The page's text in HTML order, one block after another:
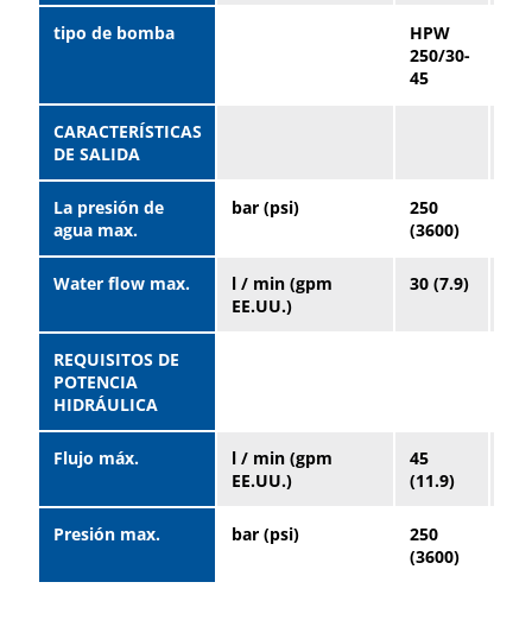
tipo de bomba
HPW
250/30-
45
CARACTERÍSTICAS
DE SALIDA
La presión de
agua max.
bar (psi)
250
(3600)
Water flow max.
l / min (gpm
EE.UU.)
30 (7.9)
REQUISITOS DE
POTENCIA
HIDRÁULICA
Flujo máx.
l / min (gpm
EE.UU.)
45
(11.9)
Presión max. bar (psi)
250
(3600)